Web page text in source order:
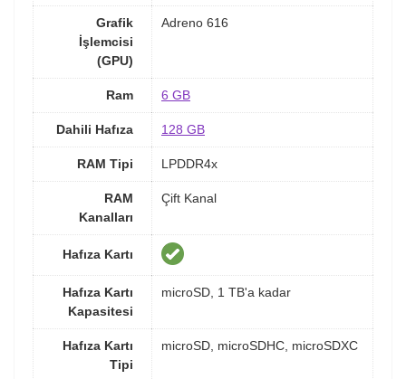
Grafik
İşlemcisi
(GPU)
Adreno 616
Ram 6 GB
Dahili Hafıza 128 GB
RAM Tipi LPDDR4x
RAM
Kanalları
Çift Kanal
Hafıza Kartı
Hafıza Kartı
Kapasitesi
microSD, 1 TB'a kadar
Hafıza Kartı
Tipi
microSD, microSDHC, microSDXC